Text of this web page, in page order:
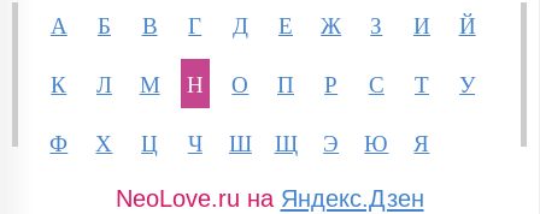
А Б В Г Д Е Ж З И
Й
К
Л М Н О П Р С Т
У
Ф
Х Ц Ч Ш Щ Э Ю Я
NeoLove.ru на Яндекс.Дзен